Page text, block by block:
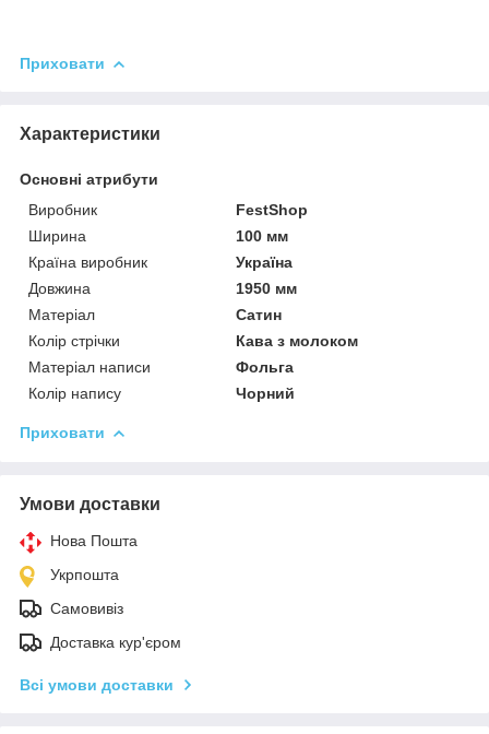
Приховати
Характеристики
Основні атрибути
Виробник
FestShop
Ширина
100 мм
Країна виробник
Україна
Довжина
1950 мм
Матеріал
Сатин
Колір стрічки
Кава з молоком
Матеріал написи
Фольга
Колір напису
Чорний
Приховати
Умови доставки
Нова Пошта
Укрпошта
Самовивіз
Доставка кур'єром
Всі умови доставки